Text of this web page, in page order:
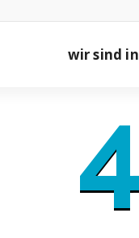
wir sind in